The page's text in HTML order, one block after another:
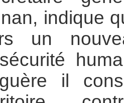
indique
un
il